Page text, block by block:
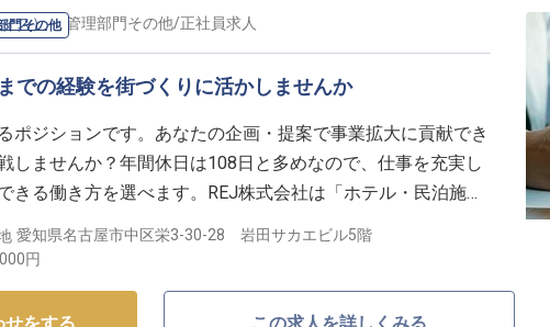
門その他
ス）の 管理部門その他/正社員求人
での経験を街づくりに活かしませんか
ポジションです。あなたの企画・提案で事業拡大に貢献でき
しませんか？年間休日は108日と多めなので、仕事を充実し
きる働き方を選べます。REJ株式会社は「ホテル・民泊施設
をとる！」という目標のもと、土地開発や海外事業などを
産業を通した街づくりをしませんか？※この求人は2023年8
愛知県名古屋市中区栄3-30-28 岩田サカエビル5階
円